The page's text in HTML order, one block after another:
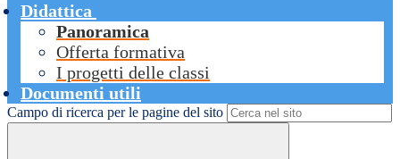
Didattica
Panoramica
Offerta formativa
I progetti delle classi
Documenti utili
Campo di ricerca per le pagine del sito